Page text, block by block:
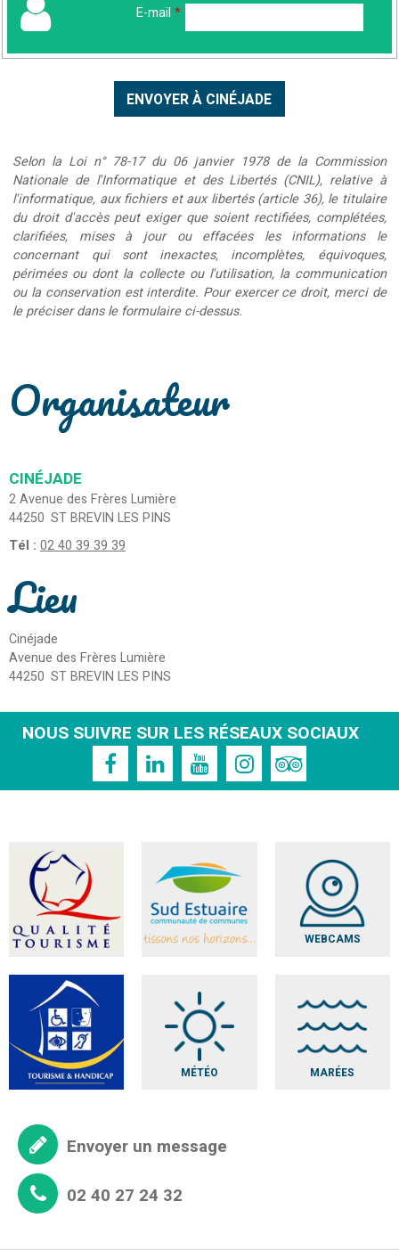
E-mail *
Selon la Loi n° 78-17 du 06 janvier 1978 de la Commission
Nationale de l'Informatique et des Libertés (CNIL), relative à
l'informatique, aux fichiers et aux libertés (article 36), le titulaire
du droit d'accès peut exiger que soient rectifiées, complétées,
clarifiées, mises à jour ou effacées les informations le
concernant qui sont inexactes, incomplètes, équivoques,
périmées ou dont la collecte ou l'utilisation, la communication
ou la conservation est interdite. Pour exercer ce droit, merci de
le préciser dans le formulaire ci-dessus.
Organisateur
CINÉJADE
2 Avenue des Frères Lumière
44250 ST BREVIN LES PINS
Tél : 02 40 39 39 39
Lieu
Cinéjade
Avenue des Frères Lumière
44250 ST BREVIN LES PINS
NOUS SUIVRE SUR LES RÉSEAUX SOCIAUX
WEBCAMS
MÉTÉO MARÉES
Envoyer un message
02 40 27 24 32